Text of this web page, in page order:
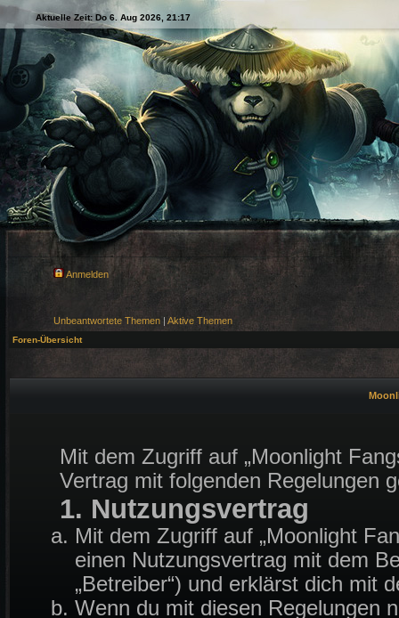
Aktuelle Zeit: Do 6. Aug 2026, 21:17
Anmelden
Unbeantwortete Themen | Aktive Themen
Foren-Übersicht
Mit dem Zugriff auf „Moonlight
Vertrag mit folgenden Regelungen
1. Nutzungsvertrag
Mit dem Zugriff auf „Moonlight
einen Nutzungsvertrag mit dem
„Betreiber“) und erklärst dich mit
Wenn du mit diesen Regelungen